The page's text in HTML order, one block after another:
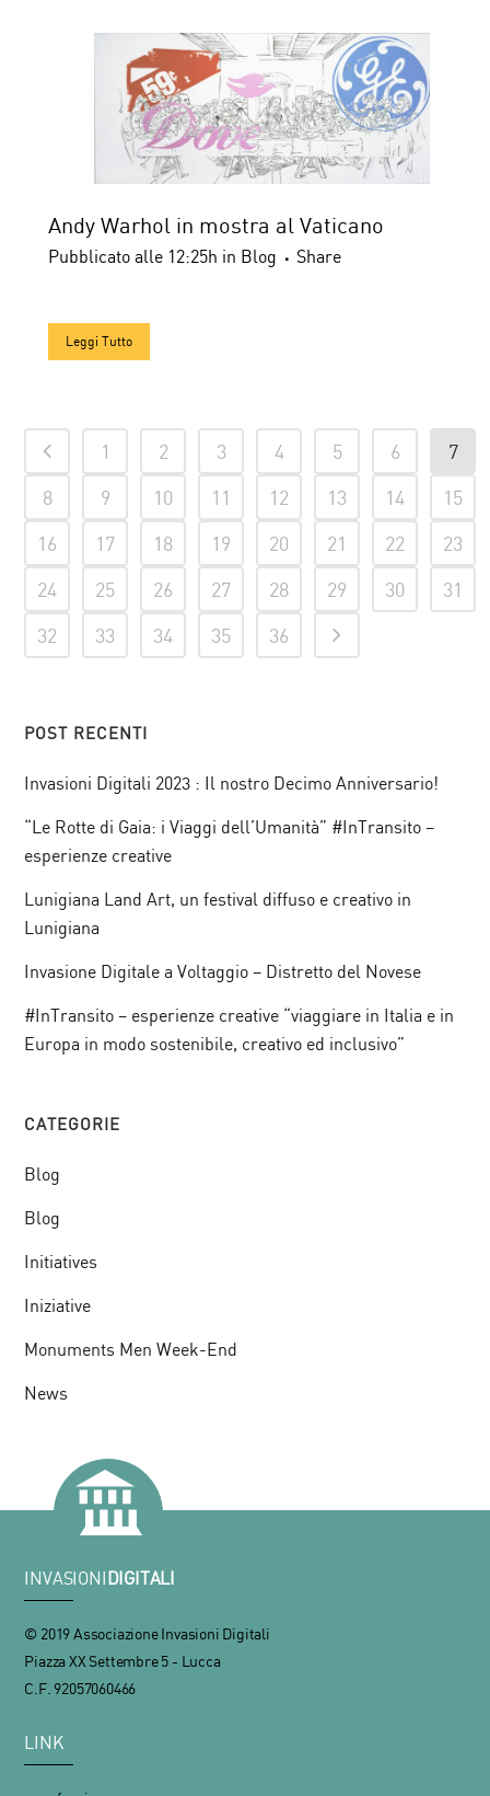
Andy Warhol in mostra al Vaticano
Pubblicato alle 12:25h in Blog Share
Leggi Tutto
1 2 3 4 5 6
7
8
9 10 11 12 13 14
15
16
17 18 19 20 21 22
23
24
25 26 27 28 29 30
31
32
33 34 35 36
POST RECENTI
Invasioni Digitali 2023 : Il nostro Decimo Anniversario!
“Le Rotte di Gaia: i Viaggi dell’Umanità” #InTransito –
esperienze creative
Lunigiana Land Art, un festival diffuso e creativo in
Lunigiana
Invasione Digitale a Voltaggio – Distretto del Novese
#InTransito – esperienze creative “viaggiare in Italia e in
Europa in modo sostenibile, creativo ed inclusivo”
CATEGORIE
Blog
Blog
Initiatives
Iniziative
Monuments Men Week-End
News
INVASIONI DIGITALI
© 2019 Associazione Invasioni Digitali
Piazza XX Settembre 5 - Lucca
C.F. 92057060466
LINK